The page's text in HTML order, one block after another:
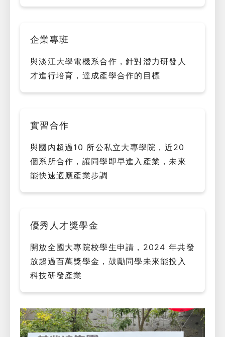
企業專班
與淡江大學電機系合作，針對潛力研發人
才進行培育，達成產學合作的目標
實習合作
與國內超過10 所公私立大專學院，近20
個系所合作，讓同學即早進入產業，未來
能快速適應產業步調
優秀人才獎學金
開放全國大專院校學生申請，2024 年共發
放超過百萬獎學金，鼓勵同學未來能投入
科技研發產業